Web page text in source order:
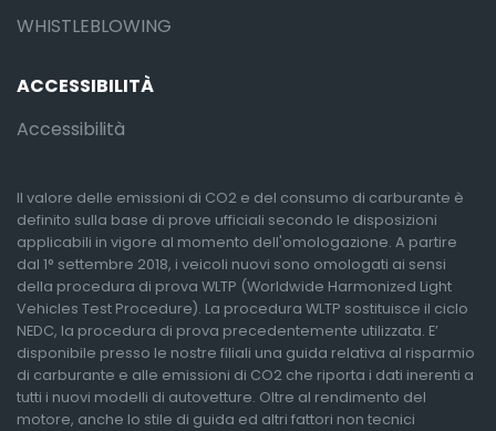
WHISTLEBLOWING
ACCESSIBILITÀ
Accessibilità
Il valore delle emissioni di CO2 e del consumo di carburante è
definito sulla base di prove ufficiali secondo le disposizioni
applicabili in vigore al momento dell'omologazione. A partire
dal 1° settembre 2018, i veicoli nuovi sono omologati ai sensi
della procedura di prova WLTP (Worldwide Harmonized Light
Vehicles Test Procedure). La procedura WLTP sostituisce il ciclo
NEDC, la procedura di prova precedentemente utilizzata. E’
disponibile presso le nostre filiali una guida relativa al risparmio
di carburante e alle emissioni di CO2 che riporta i dati inerenti a
tutti i nuovi modelli di autovetture. Oltre al rendimento del
motore, anche lo stile di guida ed altri fattori non tecnici